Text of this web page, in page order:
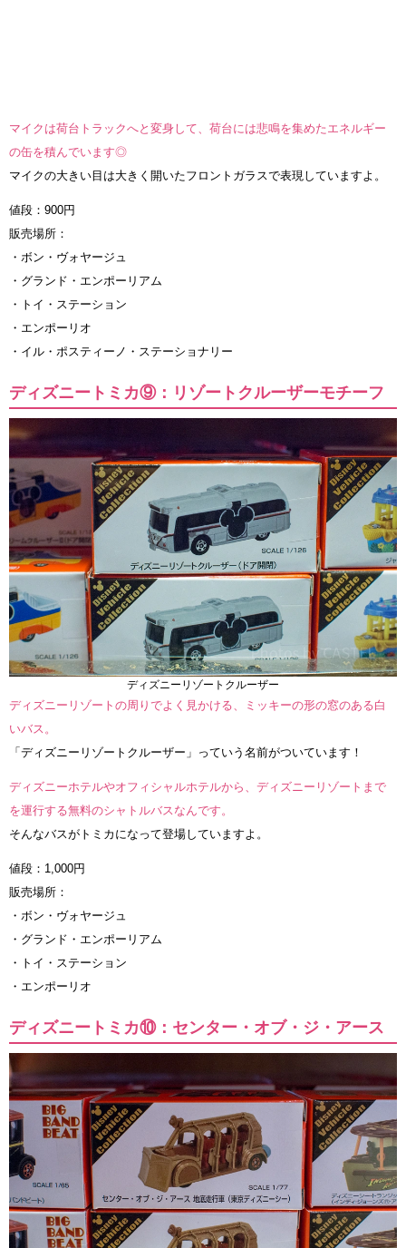
マイクは荷台トラックへと変身して、荷台には悲鳴を集めたエネルギー
の缶を積んでいます◎
マイクの大きい目は大きく開いたフロントガラスで表現していますよ。
値段：900円
販売場所：
・ボン・ヴォヤージュ
・グランド・エンポーリアム
・トイ・ステーション
・エンポーリオ
・イル・ポスティーノ・ステーショナリー
ディズニートミカ⑨：リゾートクルーザーモチーフ
ディズニーリゾートクルーザー
ディズニーリゾートの周りでよく見かける、ミッキーの形の窓のある白
いバス。
「ディズニーリゾートクルーザー」っていう名前がついています！
ディズニーホテルやオフィシャルホテルから、ディズニーリゾートまで
を運行する無料のシャトルバスなんです。
そんなバスがトミカになって登場していますよ。
値段：1,000円
販売場所：
・ボン・ヴォヤージュ
・グランド・エンポーリアム
・トイ・ステーション
・エンポーリオ
ディズニートミカ⑩：センター・オブ・ジ・アース